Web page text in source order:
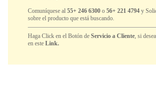
Comuníquese al55+ 246 6300 o56+ 221 4794 y
sobre el producto que está buscando.
Haga Click en el Botón deServicio a Cliente, si
en esteLink.